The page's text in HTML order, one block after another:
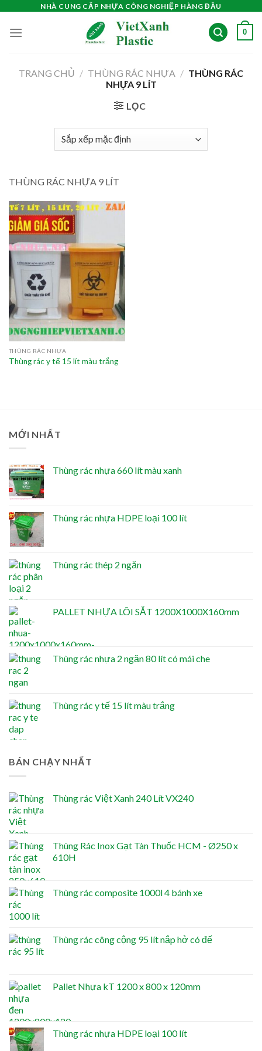
content
NHÀ CUNG CẤP NHỰA CÔNG NGHIỆP HÀNG ĐẦU
0
TRANG CHỦ / THÙNG RÁC NHỰA / THÙNG RÁC
NHỰA 9 LÍT
LỌC
THÙNG RÁC NHỰA 9 LÍT
THÙNG RÁC NHỰA
Thùng rác y tế 15 lít màu trắng
MỚI NHẤT
Thùng rác nhựa 660 lít màu xanh
Thùng rác nhựa HDPE loại 100 lít
Thùng rác thép 2 ngăn
PALLET NHỰA LÕI SẮT 1200X1000X160mm
Thùng rác nhựa 2 ngăn 80 lít có mái che
Thùng rác y tế 15 lít màu trắng
BÁN CHẠY NHẤT
Thùng rác Việt Xanh 240 Lít VX240
Thùng Rác Inox Gạt Tàn Thuốc HCM - Ø250 x
610H
Thùng rác composite 1000l 4 bánh xe
Thùng rác công cộng 95 lít nắp hở có đế
Pallet Nhựa kT 1200 x 800 x 120mm
Thùng rác nhựa HDPE loại 100 lít